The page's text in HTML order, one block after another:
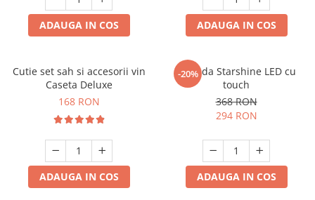
ADAUGA IN COS ADAUGA IN COS
Cutie set sah si accesorii vin
Caseta Deluxe
168 RON
ADAUGA IN COS
-20%
Oglinda Starshine LED cu
touch
368 RON
294 RON
ADAUGA IN COS